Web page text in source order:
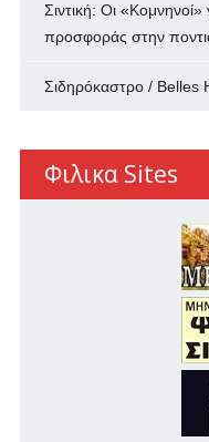
Σιντική: Οι
προσφοράς στην
Σιδηρόκαστρο / Belles
Φιλικα Sites